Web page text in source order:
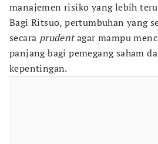
manajemen risiko yang lebih
Bagi Ritsuo, pertumbuhan yang
secara prudentagar mampu
panjang bagi pemegang saham
kepentingan.